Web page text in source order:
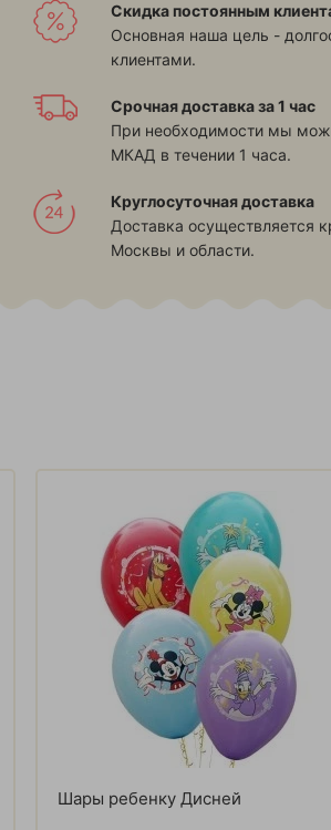
Скидка постоянным
Основная наша цель -
клиентами.
Срочная доставка за 1 час
При необходимости мы
МКАД в течении 1 часа.
Круглосуточная доставка
Доставка осуществляется
Москвы и области.
Шары ребенку Дисней